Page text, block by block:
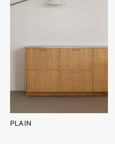
PLAIN